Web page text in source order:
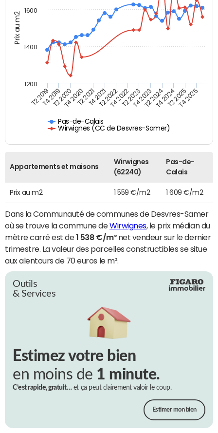
Prix au m2
Pas-de-Calais
Wirwignes (CC de Desvres-Samer)
T2 2019T4 2019T2 2020T4 2020T2 2021T4 2021T2 2022T4 2022T2 2023T4 2023T2 2024T4 2024T2 2025T4 2025
1200
1400
1600
Appartements et maisons
Wirwignes
(62240)
Pas-de-
Calais
Prix au m2 1 559 €/m2 1 609 €/m2
Dans la Communauté de communes de Desvres-Samer
où se trouve la commune deWirwignes, le prix médian du
mètre carré est de1 538 €/m²net vendeur sur le dernier
trimestre. La valeur des parcelles constructibles se situe
aux alentours de 70 euros le m².
Outils
& Services
Estimez votre bien
en moins de 1 minute.
C’est rapide, gratuit…et ça peut clairement valoir le coup.
Estimer mon bien